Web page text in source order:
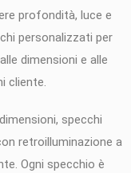
profondità, luce e
personalizzati per
dimensioni e alle
cliente.
specchi
retroilluminazione a
Ogni specchio è